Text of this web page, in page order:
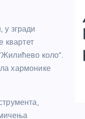
у згради
квартет
коло”.
хармонике